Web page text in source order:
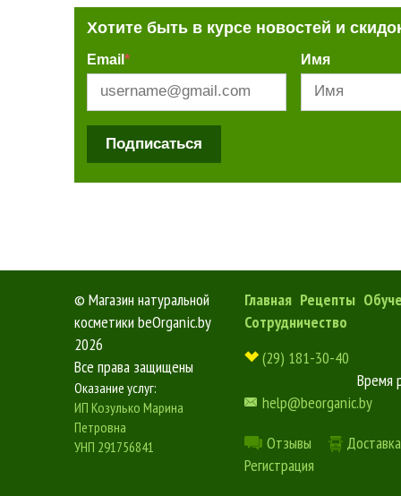
Хотите быть в курсе новостей и
Email * Имя
Подписаться
© Магазин натуральной
косметики beOrganic.by
2026
Все права защищены
Оказание услуг:
ИП Козулько Марина
Петровна
УНП 291756841
Главная Рецепты
Сотрудничество
(29) 181-30-40
Время
help@beorganic.by
Отзывы
Регистрация